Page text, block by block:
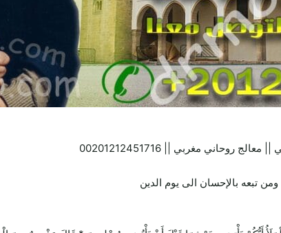
مغربي || 00201212451716
تبعه بالإحسان الى يوم الدين